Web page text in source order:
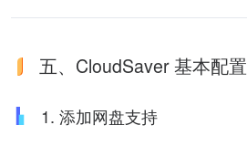
五、CloudSaver 基本配置
1. 添加网盘支持